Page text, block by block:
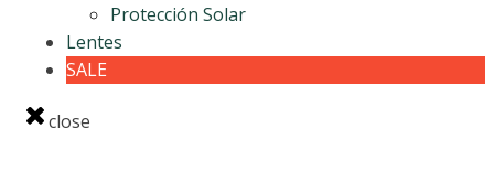
Protección Solar
Lentes
SALE
close